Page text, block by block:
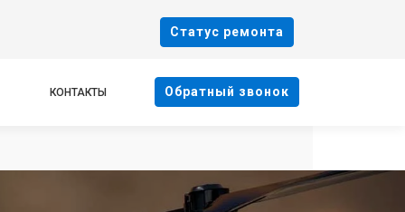
Cтатус ремонта
КОНТАКТЫ Oбратный звонок